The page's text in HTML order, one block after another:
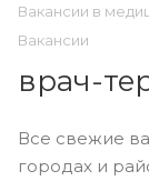
Вакансии в
Вакансии
врач-
Все свежие
городах и